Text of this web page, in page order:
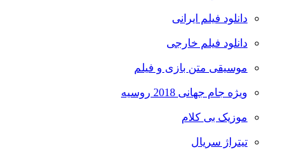
دانلود فیلم ایرانی
دانلود فیلم خارجی
موسیقی متن بازی و فیلم
ویژه جام جهانی 2018 روسیه
موزیک بی کلام
تیتراژ سریال